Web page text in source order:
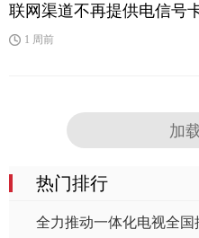
联网渠道不再提供电信号
相关服务
1 周前
加
热门排行
全力推动一体化电视全